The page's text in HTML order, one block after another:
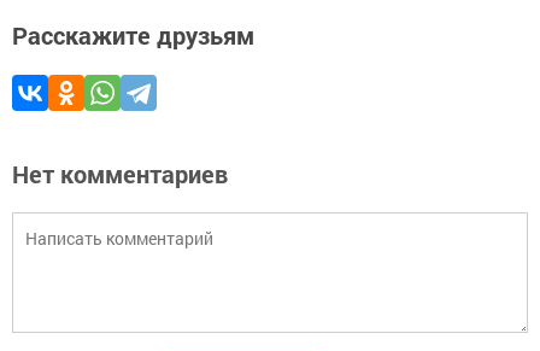
Расскажите друзьям
Нет комментариев